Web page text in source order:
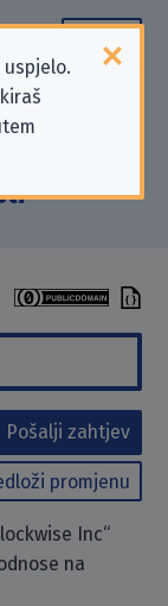
Inc”
za
Pošalji zahtjev
promjenu
Inc“
na